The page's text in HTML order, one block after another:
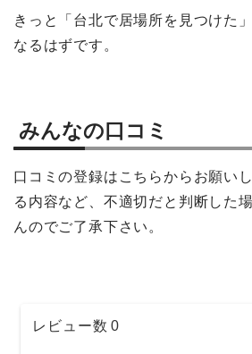
きっと「台北で居場所を見つけた
なるはずです。
みんなの口コミ
口コミの登録はこちらからお願い
る内容など、不適切だと判断した
んのでご了承下さい。
レビュー数 0